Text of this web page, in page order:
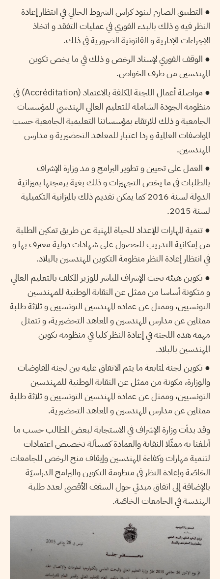
● التطبيق الصارم لبنود كراس الشروط الحالي في انتظار إعادة
النظر فيه و ذلك بالبدء الفوري في عمليات التفقد و اتخاذ
الإجراءات الإدارية و القانونية الضرورية في ذلك.
● الوقف الفوري لإسناد الرخص و ذلك في ما يخص تكوين
المهندسين من طرف الخواص.
● مواصلة أعمال اللجنة المكلفة بالاعتماد (Accréditation) في
منظومة الجودة الشاملة للتعليم العالي الهندسي للمؤسسات
الجامعية و ذلك للارتقاء بمؤسساتنا التعليمية الجامعية حسب
المواصفات العالمية و ردا اعتبار للمعاهد التحضيرية و مدارس
المهندسين.
● العمل على تحيين و تطوير البرامج و مد وزارة الإشراف
بالطلبات في ما يخص التجهيزات و ذلك بغية برمجتها بميزانية
الدولة لسنة 2016 كما يمكن تقديم ذلك بالميزانية التكميلية
لسنة 2015.
● تنمية المهارات للإعداد للحياة المهنية عن طريق تمكين الطلبة
من إمكانية التدريب للحصول على شهادات دولية معترف بها و
في انتظار إعادة النظر منظومة التكوين المهندسين بالبلاد.
● تكوين هيئة تحت الإشراف المباشر للوزير المكلف بالتعليم العالي
و متكونة أساسا من ممثل عن النقابة الوطنية للمهندسين
التونسيين، وممثل عن عمادة المهندسين التونسيين و ثلاثة طلبة
ممثلين عن مدارس المهندسين و المعاهد التحضيرية، و تتمثل
مهمة هذه اللجنة في إعادة النظر كليا في منظومة تكوين
المهندسين بالبلاد.
● تكوين لجنة لمتابعة ما يتم الاتفاق عليه بين لجنة المفاوضات
والوزارة، مكونة من ممثل عن النقابة الوطنية للمهندسين
التونسيين، وممثل عن عمادة المهندسين التونسيين و ثلاثة طلبة
ممثلين عن مدارس المهندسين و المعاهد التحضيرية.
وقد بدأت وزارة الإشراف في الاستجابة لبعض المطالب حسب ما
أبلغنا به ممثّلا النقابة والعمادة كمسألة تخصيص اعتمادات
لتنمية مهارات وكفاءة المهندسين وإيقاف منح الرخص للجامعات
الخاصّة وإعادة النظر في منظومة التكوين والبرامج الدراسيّة
بالإضافة إلى اتفاق مبدئي حول السقف الأقصى لعدد طلبة
الهندسة في الجامعات الخاصّة.